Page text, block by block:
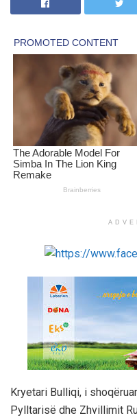
Kryetari Bulliqi, i
Pylltarisë dhe Zhvillimit